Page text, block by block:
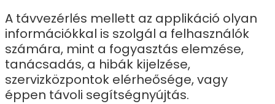
A távvezérlés mellett az applikáció olyan
információkkal is szolgál a felhasználók
számára, mint a fogyasztás elemzése,
tanácsadás, a hibák kijelzése,
szervizközpontok elérheősége, vagy
éppen távoli segítségnyújtás.